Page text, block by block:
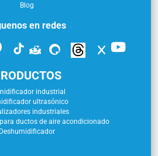
Blog
en redes
industrial
ultrasónico
industriales
ductos de aire acondicionado
Deshumidificador